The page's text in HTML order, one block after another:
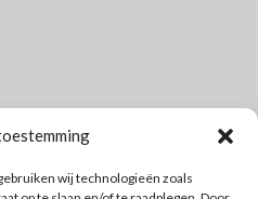
wij technologieën zoals